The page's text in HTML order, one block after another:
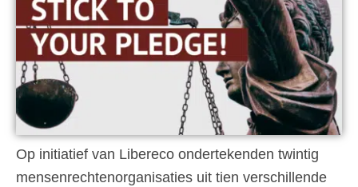
Op initiatief van Libereco ondertekenden twintig
mensenrechtenorganisaties uit tien verschillende